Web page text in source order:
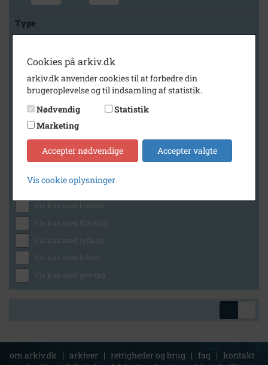
Type
Arkiv
Lokalarkivet Alsønderup -Tjæreby
Generelt
Vis kun med billeder
Vis kun med filmklip
Vis kun med lydklip
Vis kun med kilder
Vis kun med geo-tag
om arkiv.dk | arkiver | rettigheder og brug | faq | kontakt
Cookies på arkiv.dk
arkiv.dk anvender cookies til at forbedre din
brugeroplevelse og til indsamling af statistik.
Nødvendig
Statistik
Marketing
Accepter nødvendige Accepter valgte
Vis cookie oplysninger